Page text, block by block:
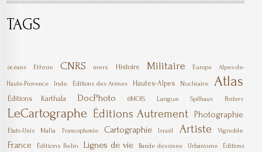
TAGS
océans Ethnie CNRS mers Histoire Militaire Europe Alpes-de-
Haute-Provence Inde Éditions des Arènes Hautes-Alpes Nucléaire Atlas
Éditions Karthala DocPhoto 6MOIS Langue Spilhaus Posters
LeCartographe Éditions Autrement Photographie
États-Unis Mafia Francophonie Cartographie Israël Artiste Vignoble
France Éditions Belin Lignes de vie Bande dessinée Urbanisme Éditions